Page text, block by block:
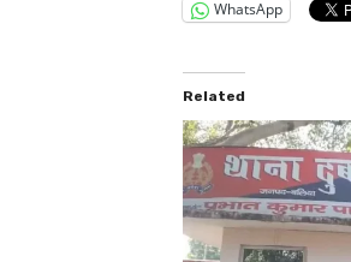
WhatsApp
Related